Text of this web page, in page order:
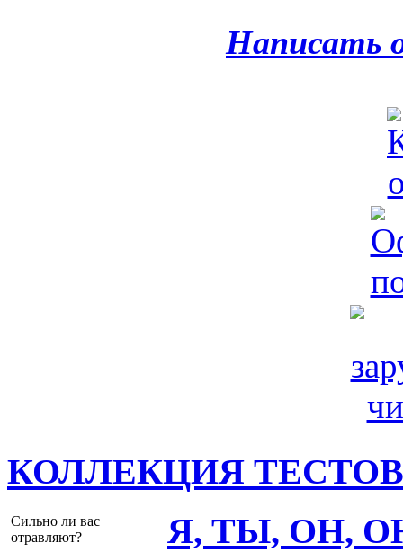
Написать
КОЛЛЕКЦИЯ ТЕСТОВ
Сильно ли вас
отравляют?
Я, ТЫ, ОН,